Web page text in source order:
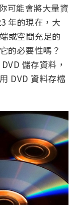
可能會將大量資
年的現在，大
或空間充足的
的必要性嗎？
儲存資料，
DVD 資料存檔